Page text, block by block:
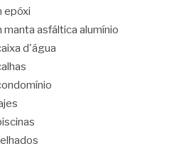
epóxi
asfáltica alumínio
d'água